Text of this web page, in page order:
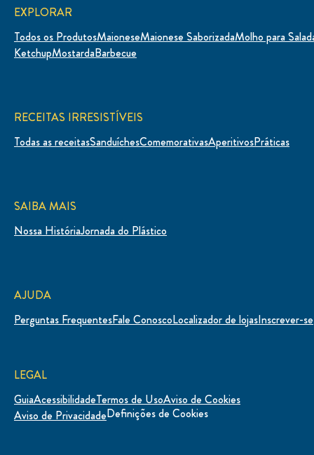
EXPLORAR
Todos os ProdutosMaioneseMaionese SaborizadaMolho para
KetchupMostardaBarbecue
RECEITAS IRRESISTÍVEIS
Todas as receitasSanduíchesComemorativasAperitivosPráticas
SAIBA MAIS
Nossa HistóriaJornada do Plástico
AJUDA
Perguntas FrequentesFale ConoscoLocalizador de lojasInscrever-se
LEGAL
GuiaAcessibilidadeTermos de UsoAviso de Cookies
Aviso de PrivacidadeDefinições de Cookies